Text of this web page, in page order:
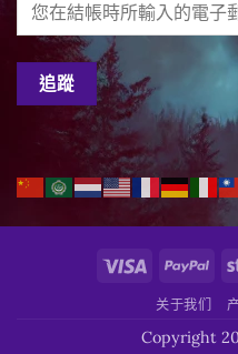
追蹤
Visa
关于我们
Copyright